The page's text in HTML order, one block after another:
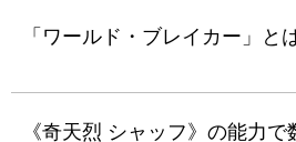
「ワールド・ブレイカー」と
《奇天烈 シャッフ》の能力